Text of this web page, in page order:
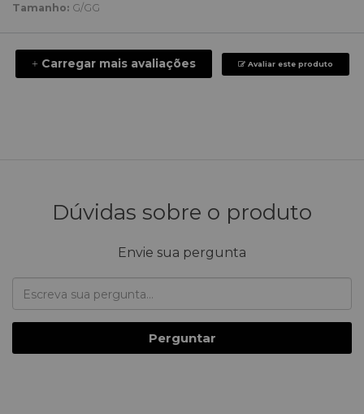
Tamanho: G/GG
+ Carregar mais avaliações Avaliar este produto
Dúvidas sobre o produto
Envie sua pergunta
Perguntar